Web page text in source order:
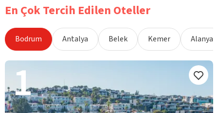
En Çok Tercih Edilen Oteller
Bodrum Antalya Belek Kemer Alanya
1